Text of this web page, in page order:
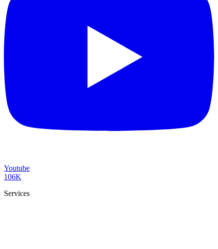
Youtube
106K
Services